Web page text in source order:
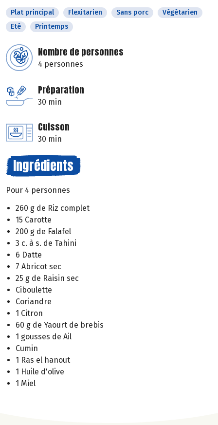
Plat principal Flexitarien Sans porc
Végétarien
Eté
Printemps
Nombre de personnes
4 personnes
Préparation
30 min
Cuisson
30 min
Ingrédients
Pour 4 personnes
260 g de Riz complet
15 Carotte
200 g de Falafel
3 c. à s. de Tahini
6 Datte
7 Abricot sec
25 g de Raisin sec
Ciboulette
Coriandre
1 Citron
60 g de Yaourt de brebis
1 gousses de Ail
Cumin
1 Ras el hanout
1 Huile d'olive
1 Miel